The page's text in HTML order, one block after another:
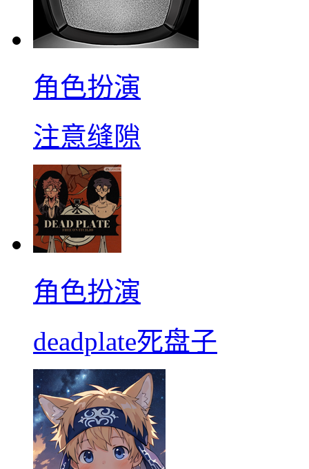
角色扮演
注意缝隙
角色扮演
deadplate死盘子